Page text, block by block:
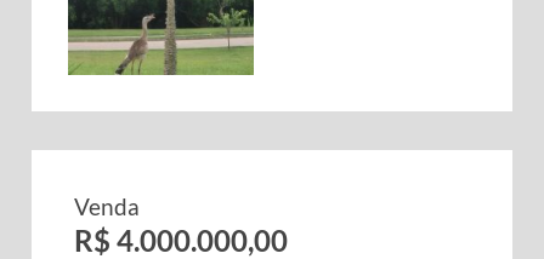
Venda
R$ 4.000.000,00